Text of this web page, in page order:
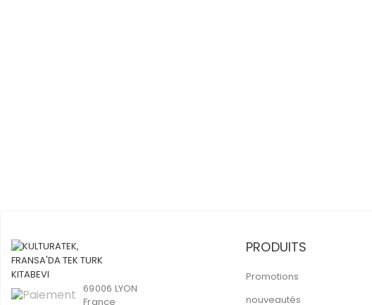
69006 LYON
France
PRODUITS
Promotions
nouveautés